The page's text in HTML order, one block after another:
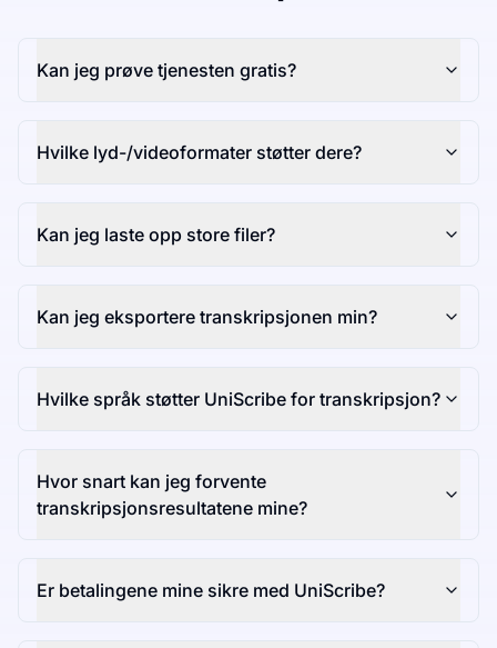
Kan jeg prøve tjenesten gratis?
Hvilke lyd-/videoformater støtter dere?
Kan jeg laste opp store filer?
Kan jeg eksportere transkripsjonen min?
Hvilke språk støtter UniScribe for transkripsjon?
Hvor snart kan jeg forvente
transkripsjonsresultatene mine?
Er betalingene mine sikre med UniScribe?